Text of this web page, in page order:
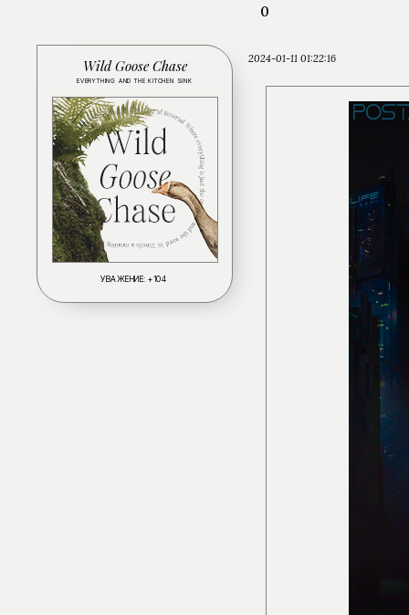
0
2024-01-11 01:22:16
Wild Goose Chase
EVERYTHING AND THE KITCHEN SINK
УВАЖЕНИЕ: +104